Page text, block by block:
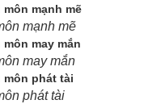
mạnh mẽ
may mắn
phát tài